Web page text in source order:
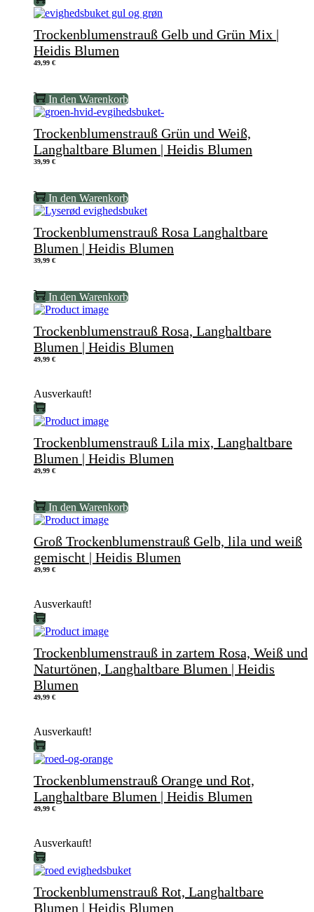
Trockenblumenstrauß Gelb und Grün Mix |
Heidis Blumen
49,99 €
In den Warenkorb
Trockenblumenstrauß Grün und Weiß,
Langhaltbare Blumen | Heidis Blumen
39,99 €
In den Warenkorb
Trockenblumenstrauß Rosa Langhaltbare
Blumen | Heidis Blumen
39,99 €
In den Warenkorb
Trockenblumenstrauß Rosa, Langhaltbare
Blumen | Heidis Blumen
49,99 €
Ausverkauft!
Trockenblumenstrauß Lila mix, Langhaltbare
Blumen | Heidis Blumen
49,99 €
In den Warenkorb
Groß Trockenblumenstrauß Gelb, lila und weiß
gemischt | Heidis Blumen
49,99 €
Ausverkauft!
Trockenblumenstrauß in zartem Rosa, Weiß und
Naturtönen, Langhaltbare Blumen | Heidis
Blumen
49,99 €
Ausverkauft!
Trockenblumenstrauß Orange und Rot,
Langhaltbare Blumen | Heidis Blumen
49,99 €
Ausverkauft!
Trockenblumenstrauß Rot, Langhaltbare
Blumen | Heidis Blumen